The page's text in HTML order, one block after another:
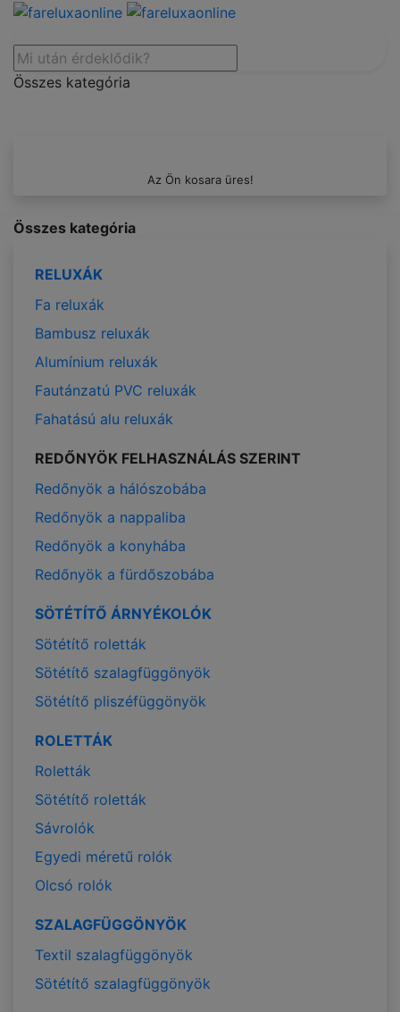
Összes kategória
Az Ön kosara üres!
Összes kategória
RELUXÁK
Fa reluxák
Bambusz reluxák
Alumínium reluxák
Fautánzatú PVC reluxák
Fahatású alu reluxák
REDŐNYÖK FELHASZNÁLÁS SZERINT
Redőnyök a hálószobába
Redőnyök a nappaliba
Redőnyök a konyhába
Redőnyök a fürdőszobába
SÖTÉTÍTŐ ÁRNYÉKOLÓK
Sötétítő roletták
Sötétítő szalagfüggönyök
Sötétítő pliszéfüggönyök
ROLETTÁK
Roletták
Sötétítő roletták
Sávrolók
Egyedi méretű rolók
Olcsó rolók
SZALAGFÜGGÖNYÖK
Textil szalagfüggönyök
Sötétítő szalagfüggönyök